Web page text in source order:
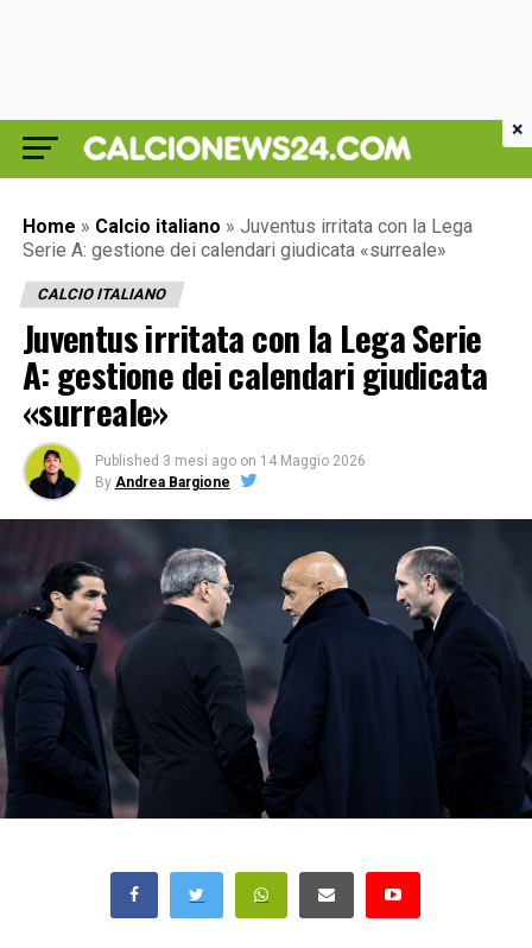
Home » Calcio italiano » Juventus irritata con la Lega
Serie A: gestione dei calendari giudicata «surreale»
CALCIO ITALIANO
Juventus irritata con la Lega Serie
A: gestione dei calendari giudicata
«surreale»
Published 3 mesi ago on 14 Maggio 2026
By Andrea Bargione
×